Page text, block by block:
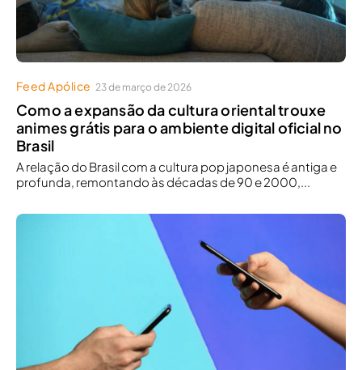
Feed Apólice 23 de março de 2026
Como a expansão da cultura oriental trouxe
animes grátis para o ambiente digital oficial no
Brasil
A relação do Brasil com a cultura pop japonesa é antiga e
profunda, remontando às décadas de 90 e 2000,...